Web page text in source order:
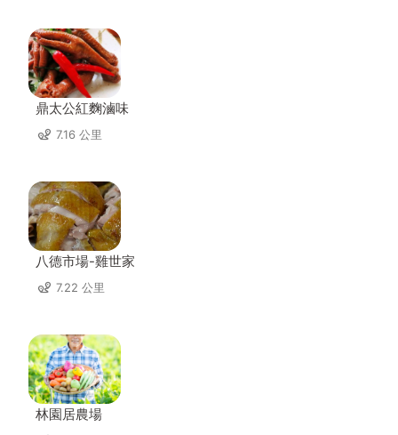
鼎太公紅麴滷味
7.16 公里
八德市場-雞世家
7.22 公里
林園居農場